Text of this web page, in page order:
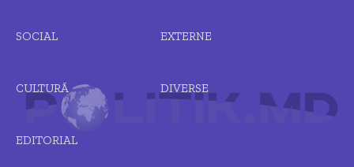
SOCIAL EXTERNE
CULTURĂ DIVERSE
EDITORIAL